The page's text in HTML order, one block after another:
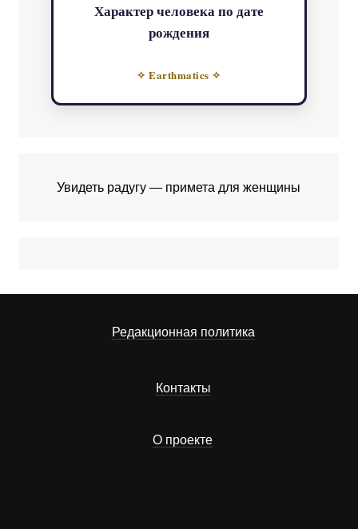
Характер человека по дате
рождения
✧ Earthmatics ✧
Увидеть радугу — примета для женщины
Редакционная политика
Контакты
О проекте